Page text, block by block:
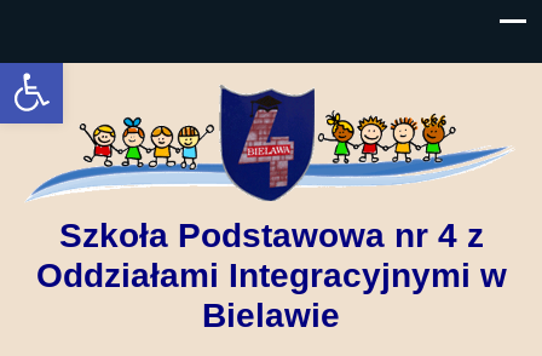
Open toolbar
Szkoła Podstawowa nr 4 z
Oddziałami Integracyjnymi w
Bielawie